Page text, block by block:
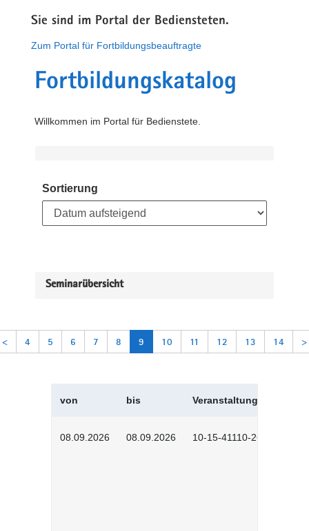
Sie sind im Portal der Bediensteten.
Zum Portal für Fortbildungsbeauftragte
Fortbildungskatalog
Willkommen im Portal für Bedienstete.
Sortierung
Seminarübersicht
< 4 5 6 7 8 9 10 11 12 13 14 >
von bis Veranstaltungskürzel
08.09.2026 08.09.2026 10-15-41110-2602